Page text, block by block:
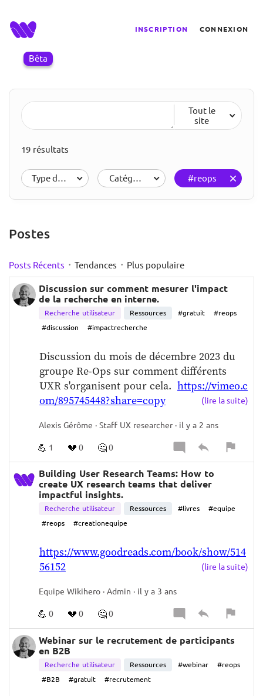
Bêta
INSCRIPTION CONNEXION
Tout le
site
19 résultats
Type de résultats Catégories #reops
Postes
Posts Récents · Tendances · Plus populaire
Discussion sur comment mesurer l'impact
de la recherche en interne.
Recherche utilisateur Ressources #gratuit
#reops
#discussion
#impactrecherche
Discussion du mois de décembre 2023 du
groupe Re-Ops sur comment différents
UXR s'organisent pour cela. https://vimeo.c
om/895745448?share=copy
(lire la suite)
Alexis Gérôme · Staff UX researcher · il y a 2 ans
💪 1 💔 0 🤔0
Building User Research Teams: How to
create UX research teams that deliver
impactful insights.
Recherche utilisateur Ressources #livres
#equipe
#reops
#creationequipe
https://www.goodreads.com/book/show/514
56152
(lire la suite)
Equipe Wikihero · Admin · il y a 3 ans
💪 0 💔 0 🤔0
Webinar sur le recrutement de participants
en B2B
Recherche utilisateur Ressources #webinar
#reops
#B2B
#gratuit #recrutement